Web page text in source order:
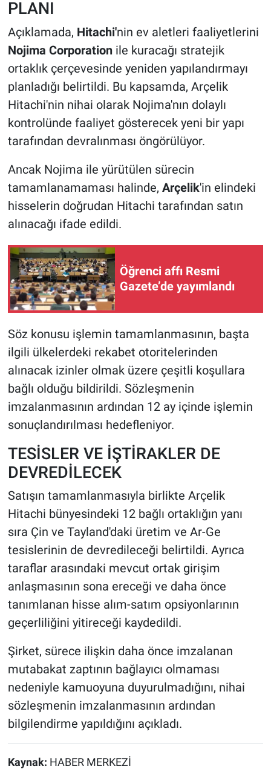
PLANI
Açıklamada, Hitachi'nin ev aletleri faaliyetlerini
Nojima Corporationile kuracağı stratejik
ortaklık çerçevesinde yeniden yapılandırmayı
planladığı belirtildi. Bu kapsamda, Arçelik
Hitachi'nin nihai olarak Nojima'nın dolaylı
kontrolünde faaliyet gösterecek yeni bir yapı
tarafından devralınması öngörülüyor.
Ancak Nojima ile yürütülen sürecin
tamamlanamaması halinde, Arçelik'in elindeki
hisselerin doğrudan Hitachi tarafından satın
alınacağı ifade edildi.
Öğrenci affı Resmi
Gazete’de yayımlandı
Söz konusu işlemin tamamlanmasının, başta
ilgili ülkelerdeki rekabet otoritelerinden
alınacak izinler olmak üzere çeşitli koşullara
bağlı olduğu bildirildi. Sözleşmenin
imzalanmasının ardından 12 ay içinde işlemin
sonuçlandırılması hedefleniyor.
TESİSLER VE İŞTİRAKLER DE
DEVREDİLECEK
Satışın tamamlanmasıyla birlikte Arçelik
Hitachi bünyesindeki 12 bağlı ortaklığın yanı
sıra Çin ve Tayland'daki üretim ve Ar-Ge
tesislerinin de devredileceği belirtildi. Ayrıca
taraflar arasındaki mevcut ortak girişim
anlaşmasının sona ereceği ve daha önce
tanımlanan hisse alım-satım opsiyonlarının
geçerliliğini yitireceği kaydedildi.
Şirket, sürece ilişkin daha önce imzalanan
mutabakat zaptının bağlayıcı olmaması
nedeniyle kamuoyuna duyurulmadığını, nihai
sözleşmenin imzalanmasının ardından
bilgilendirme yapıldığını açıkladı.
Kaynak: HABER MERKEZİ